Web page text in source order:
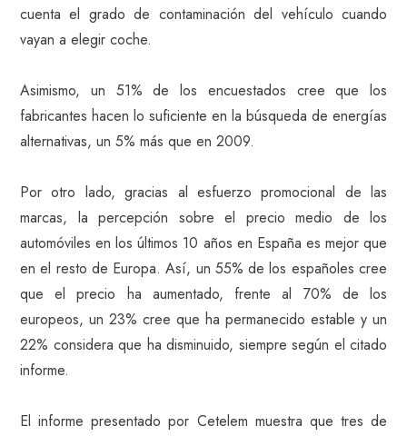
cuenta el grado de contaminación del vehículo cuando
vayan a elegir coche.
Asimismo, un 51% de los encuestados cree que los
fabricantes hacen lo suficiente en la búsqueda de energías
alternativas, un 5% más que en 2009.
Por otro lado, gracias al esfuerzo promocional de las
marcas, la percepción sobre el precio medio de los
automóviles en los últimos 10 años en España es mejor que
en el resto de Europa. Así, un 55% de los españoles cree
que el precio ha aumentado, frente al 70% de los
europeos, un 23% cree que ha permanecido estable y un
22% considera que ha disminuido, siempre según el citado
informe.
El informe presentado por Cetelem muestra que tres de